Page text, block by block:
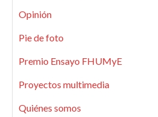
Opinión
Pie de foto
Premio Ensayo FHUMyE
Proyectos multimedia
Quiénes somos